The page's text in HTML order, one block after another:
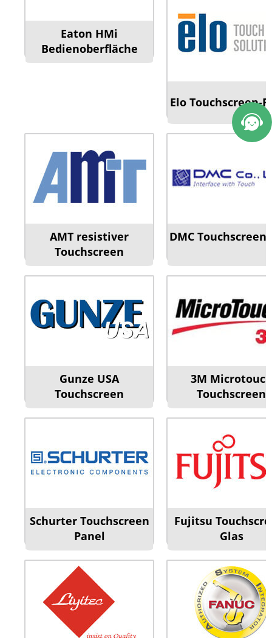
Eaton HMi
Bedienoberfläche
Elo Touchscreen-
AMT resistiver
Touchscreen
DMC
Gunze USA
Touchscreen
3M Microtouch
Touchscreen
Schurter Touchscreen
Panel
Fujitsu
Glas